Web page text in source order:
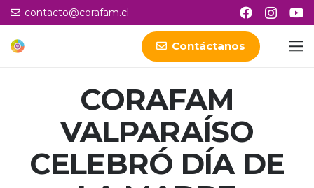
contacto@corafam.cl
Contáctanos
CORAFAM
VALPARAÍSO
CELEBRÓ DÍA DE